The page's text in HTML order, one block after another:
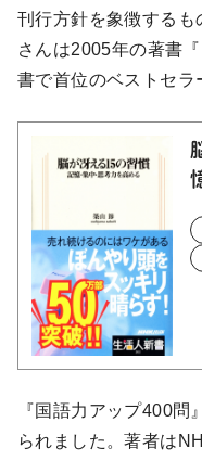
刊行方針を象徴する
さんは2005年の著書
書で首位のベストセラ
『国語力アップ400問
られました。著者は